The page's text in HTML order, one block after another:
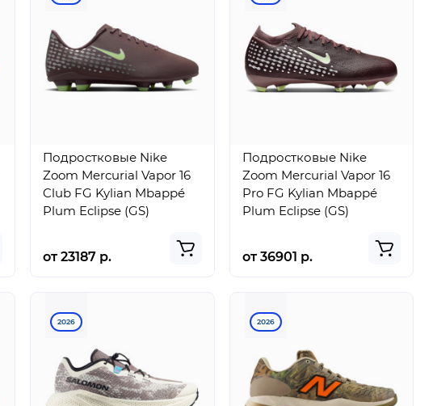
Подростковые Nike
Zoom Mercurial Vapor 16
Club FG Kylian Mbappé
Plum Eclipse (GS)
от 23187 р.
Подростковые Nike
Zoom Mercurial Vapor 16
Pro FG Kylian Mbappé
Plum Eclipse (GS)
от 36901 р.
2026 2026